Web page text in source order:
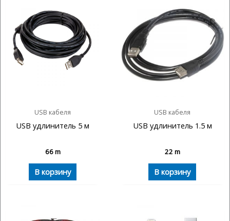
USB кабеля
USB удлинитель 5 м
66m
В корзину
USB кабеля
USB удлинитель 1.5 м
22 m
В корзину